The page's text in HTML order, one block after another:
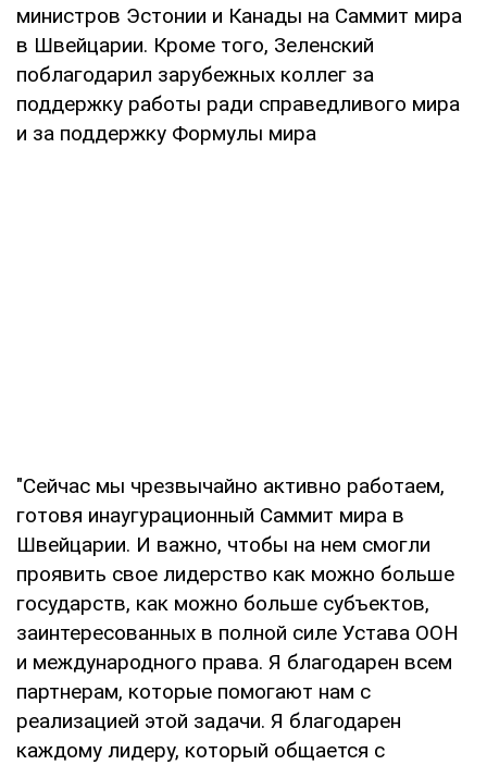
министров Эстонии и Канады на Саммит мира
в Швейцарии. Кроме того, Зеленский
поблагодарил зарубежных коллег за
поддержку работы ради справедливого мира
и за поддержку Формулы мира
"Сейчас мы чрезвычайно активно работаем,
готовя инаугурационный Саммит мира в
Швейцарии. И важно, чтобы на нем смогли
проявить свое лидерство как можно больше
государств, как можно больше субъектов,
заинтересованных в полной силе Устава ООН
и международного права. Я благодарен всем
партнерам, которые помогают нам с
реализацией этой задачи. Я благодарен
каждому лидеру, который общается с